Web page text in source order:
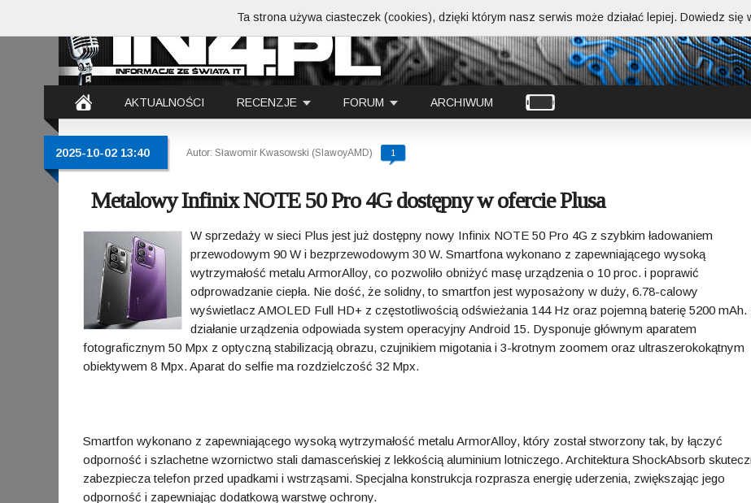
AKTUALNOŚCI RECENZJE FORUM ARCHIWUM
2025-10-02 13:40 Autor: Sławomir Kwasowski (SlawoyAMD) 1
Metalowy Infinix NOTE 50 Pro 4G dostępny w ofercie Plusa
W sprzedaży w sieci Plus jest już dostępny nowy Infinix NOTE 50 Pro 4G z szybkim ładowaniem
przewodowym 90 W i bezprzewodowym 30 W. Smartfona wykonano z zapewniającego wysoką
wytrzymałość metalu ArmorAlloy, co pozwoliło obniżyć masę urządzenia o 10 proc. i poprawić
odprowadzanie ciepła. Nie dość, że solidny, to smartfon jest wyposażony w duży, 6.78-calowy
wyświetlacz AMOLED Full HD+ z częstotliwością odświeżania 144 Hz oraz pojemną baterię 5200 mAh.
działanie urządzenia odpowiada system operacyjny Android 15. Dysponuje głównym aparatem
fotograficznym 50 Mpx z optyczną stabilizacją obrazu, czujnikiem migotania i 3-krotnym zoomem oraz ultraszerokokątnym
obiektywem 8 Mpx. Aparat do selfie ma rozdzielczość 32 Mpx.
Smartfon wykonano z zapewniającego wysoką wytrzymałość metalu ArmorAlloy, który został stworzony tak, by łączyć
odporność i szlachetne wzornictwo stali damasceńskiej z lekkością aluminium lotniczego. Architektura ShockAbsorb
zabezpiecza telefon przed upadkami i wstrząsami. Specjalna konstrukcja rozprasza energię uderzenia, zwiększając jego
odporność i zapewniając dodatkową warstwę ochrony.
Ta strona używa ciasteczek (cookies), dzięki którym nasz serwis może działać lepiej. Dowiedz się